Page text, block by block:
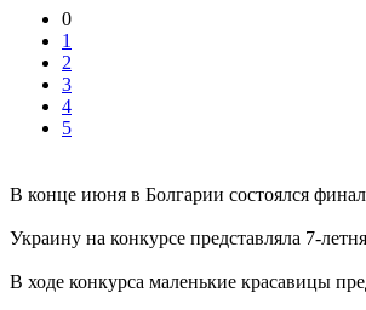
0
1
2
3
4
5
В конце июня в Болгарии состоялся
Украину на конкурсе представляла 7-
В ходе конкурса маленькие красавицы